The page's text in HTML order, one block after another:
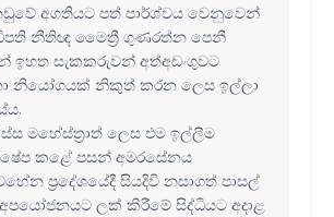
අගතියට පත් පාර්ශ්වය වෙනුවෙන්
නීතිඥ මෛත්‍රී ගුණරත්න පෙනී
ඉහත සැකකරුවන් අත්අඩංගුවට
නියෝගයක් නිකුත් කරන ලෙස ඉල්ලා
මහේස්ත්‍රාත් ලෙස එම ඉල්ලීම
කළේ පසන් අමරසේනය
ප්‍රදේශයේදී සියදිවි නසාගත් පාසල්
අපයෝජනයට ලක් කිරීමේ සිද්ධියට අදාළ